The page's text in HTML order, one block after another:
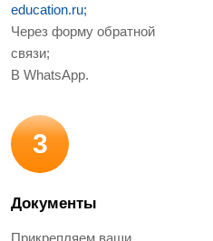
education.ru;
Через форму обратной
связи;
В WhatsApp.
3
Документы
Прикрепляем ваши